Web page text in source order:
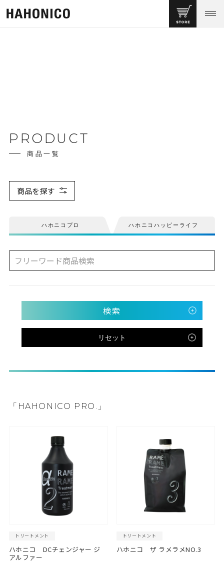
PRODUCT
商品一覧
商品を探す
ハホニコプロ ハホニコハッピーライフ
検索
リセット
「HAHONICO PRO.」
トリートメント
ハホニコ DCチェンジャー ジ
アルファー
トリートメント
ハホニコ ザ ラメラメNO.3